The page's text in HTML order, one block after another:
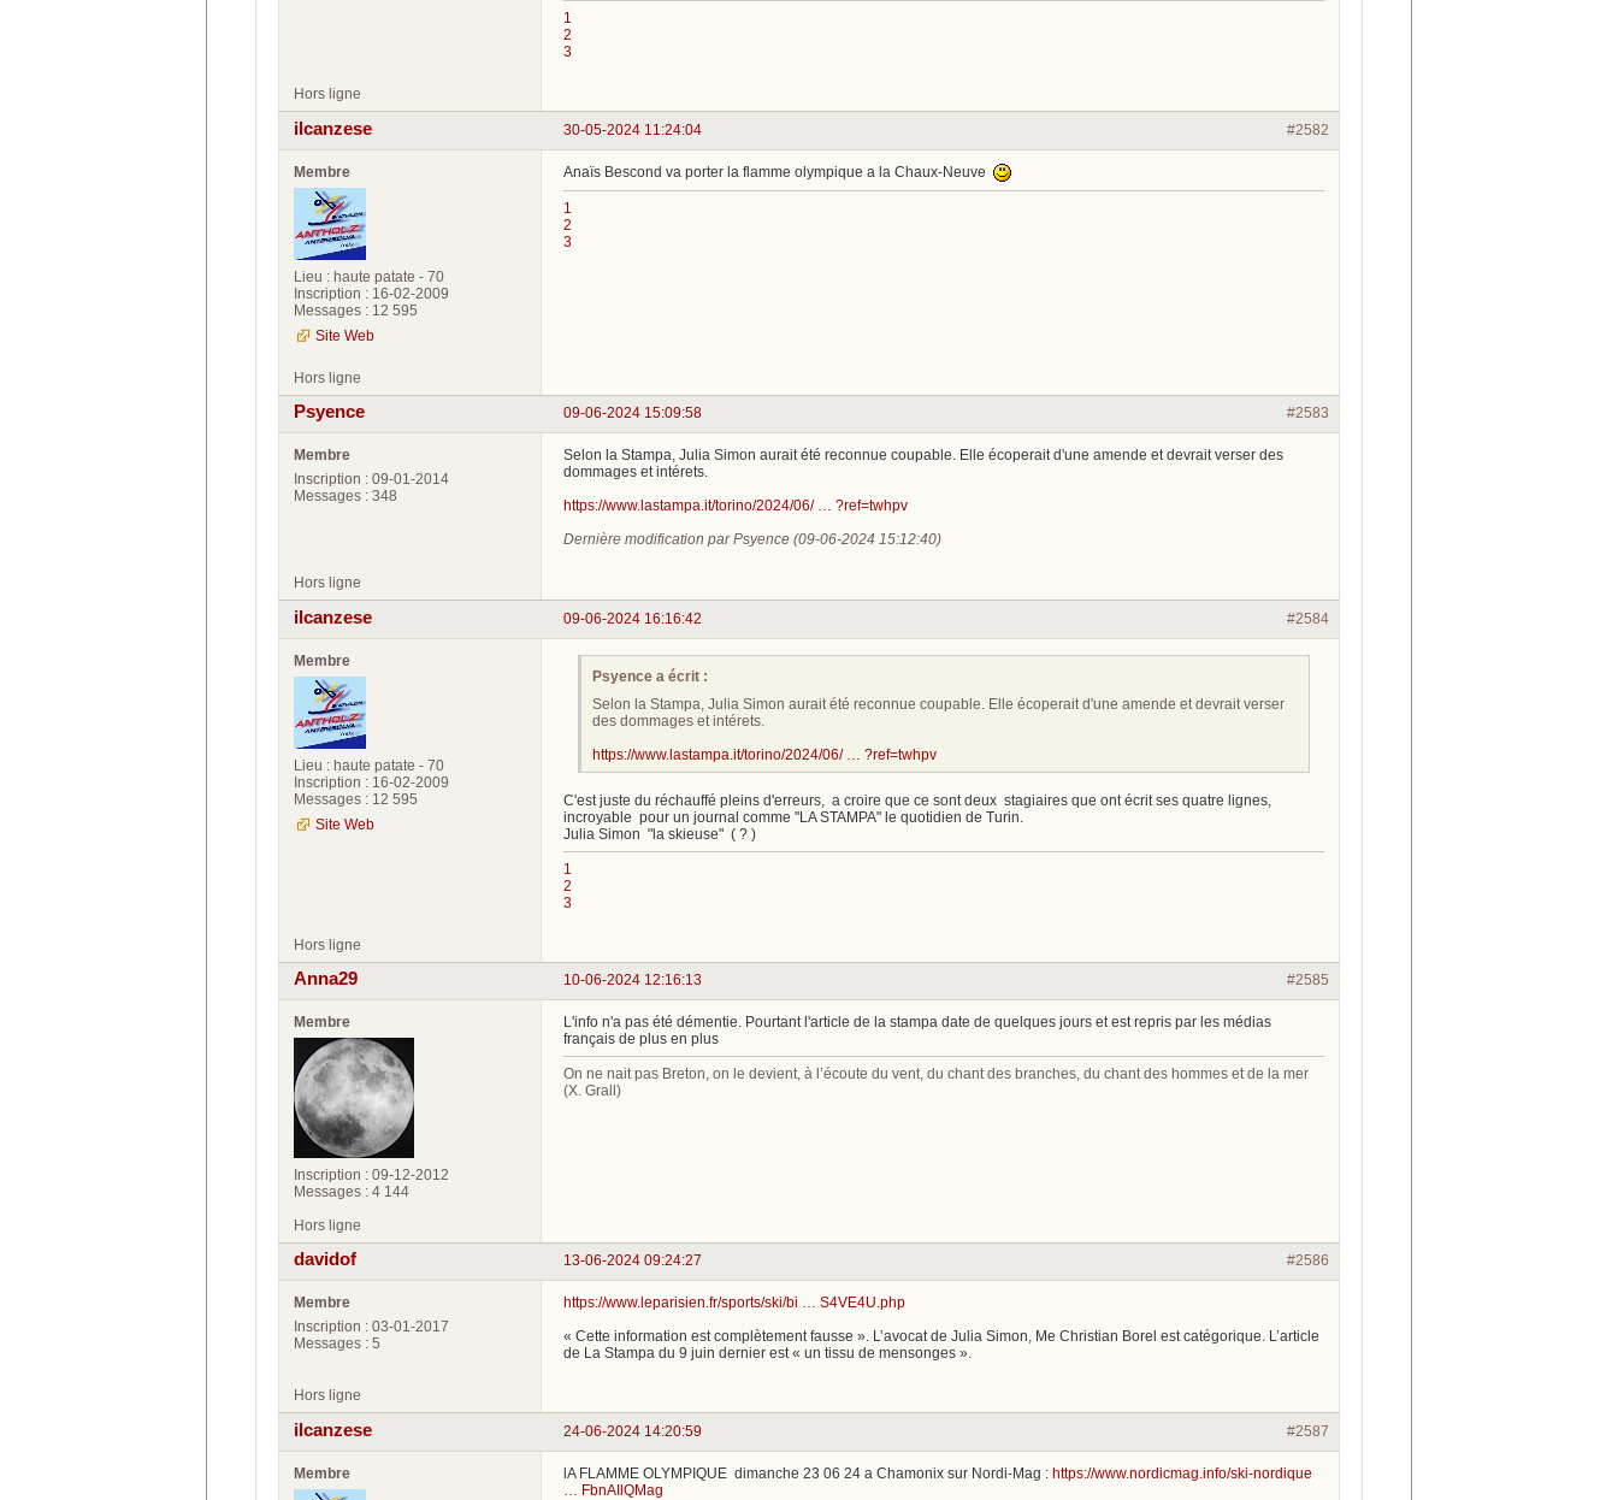
1
2
3
Hors ligne
#2582
30-05-2024 11:24:04
ilcanzese
Membre
Lieu : haute patate - 70
Inscription : 16-02-2009
Messages : 12 595
Site Web
Anaïs Bescond va porter la flamme olympique a la Chaux-Neuve
1
2
3
Hors ligne
#2583
09-06-2024 15:09:58
Psyence
Membre
Inscription : 09-01-2014
Messages : 348
Selon la Stampa, Julia Simon aurait été reconnue coupable. Elle écoperait d'une amende et devrait verser des
dommages et intérets.
https://www.lastampa.it/torino/2024/06/ … ?ref=twhpv
Dernière modification par Psyence (09-06-2024 15:12:40)
Hors ligne
#2584
09-06-2024 16:16:42
ilcanzese
Membre
Lieu : haute patate - 70
Inscription : 16-02-2009
Messages : 12 595
Site Web
Psyence a écrit :
Selon la Stampa, Julia Simon aurait été reconnue coupable. Elle écoperait d'une amende et devrait verser
des dommages et intérets.
https://www.lastampa.it/torino/2024/06/ … ?ref=twhpv
C'est juste du réchauffé pleins d'erreurs, a croire que ce sont deux stagiaires que ont écrit ses quatre lignes,
incroyable pour un journal comme "LA STAMPA" le quotidien de Turin.
Julia Simon "la skieuse" ( ? )
1
2
3
Hors ligne
#2585
10-06-2024 12:16:13
Anna29
Membre
Inscription : 09-12-2012
Messages : 4 144
L'info n'a pas été démentie. Pourtant l'article de la stampa date de quelques jours et est repris par les médias
français de plus en plus
On ne nait pas Breton, on le devient, à l’écoute du vent, du chant des branches, du chant des hommes et de la mer
(X. Grall)
Hors ligne
#2586
13-06-2024 09:24:27
davidof
Membre
Inscription : 03-01-2017
Messages : 5
https://www.leparisien.fr/sports/ski/bi … S4VE4U.php
« Cette information est complètement fausse ». L’avocat de Julia Simon, Me Christian Borel est catégorique. L’article
de La Stampa du 9 juin dernier est « un tissu de mensonges ».
Hors ligne
#2587
24-06-2024 14:20:59
ilcanzese
Membre lA FLAMME OLYMPIQUE dimanche 23 06 24 a Chamonix sur Nordi-Mag : https://www.nordicmag.info/ski-nordique
… FbnAIlQMag